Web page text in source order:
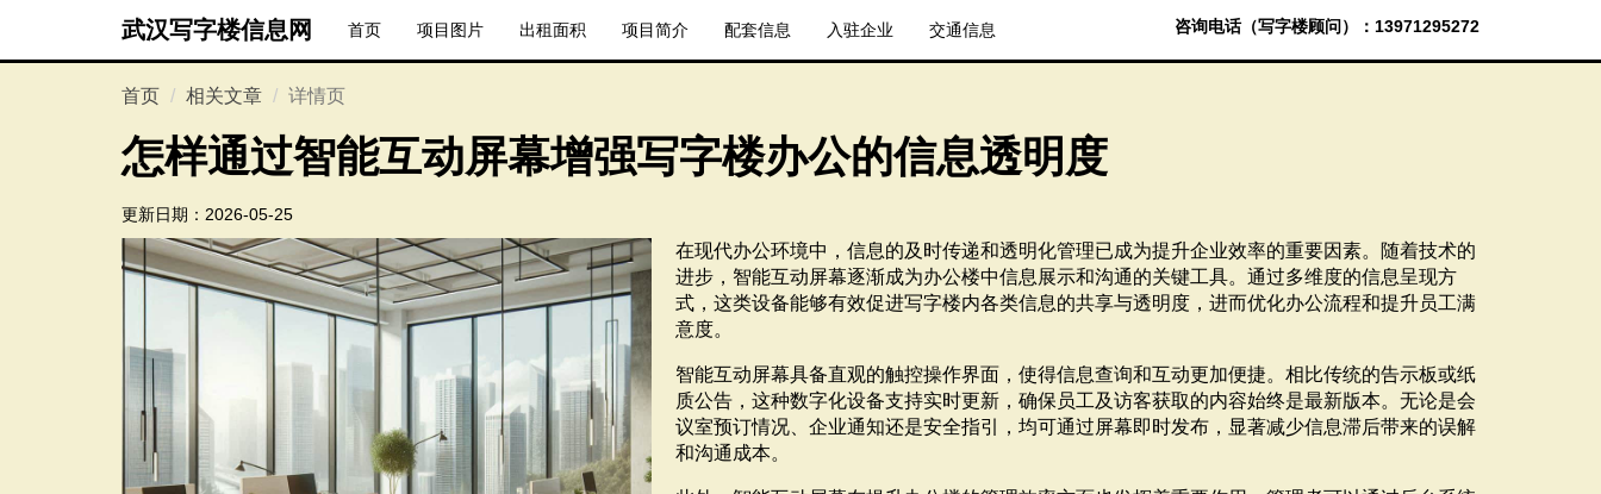
武汉写字楼信息网 首页 项目图片 出租面积 项目简介 配套信息 入驻企业 交通信息 咨询电话（写字楼顾问）：13971295272
首页 相关文章 详情页
怎样通过智能互动屏幕增强写字楼办公的信息透明度
更新日期： 2026-05-25
在现代办公环境中，信息的及时传递和透明化管理已成为提升企业效率的重要因素。随着技术的
进步，智能互动屏幕逐渐成为办公楼中信息展示和沟通的关键工具。通过多维度的信息呈现方
式，这类设备能够有效促进写字楼内各类信息的共享与透明度，进而优化办公流程和提升员工满
意度。
智能互动屏幕具备直观的触控操作界面，使得信息查询和互动更加便捷。相比传统的告示板或纸
质公告，这种数字化设备支持实时更新，确保员工及访客获取的内容始终是最新版本。无论是会
议室预订情况、企业通知还是安全指引，均可通过屏幕即时发布，显著减少信息滞后带来的误解
和沟通成本。